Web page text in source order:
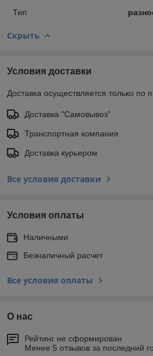
Тип
Скрыть
Условия доставки
Доставка осуществляется только по
Доставка "Самовывоз"
Транспортная компания
Доставка курьером
Все условия доставки
Условия оплаты
Наличными
Безналичный расчет
Все условия оплаты
О нас
Рейтинг не сформирован
Менее 5 отзывов за последний